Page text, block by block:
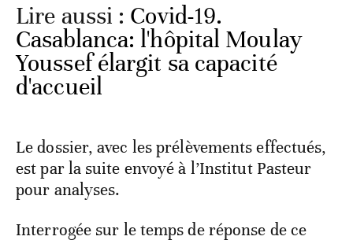
Lire aussi : Covid-19.
Casablanca: l'hôpital Moulay
Youssef élargit sa capacité
d'accueil
Le dossier, avec les prélèvements effectués,
est par la suite envoyé à l’Institut Pasteur
pour analyses.
Interrogée sur le temps de réponse de ce